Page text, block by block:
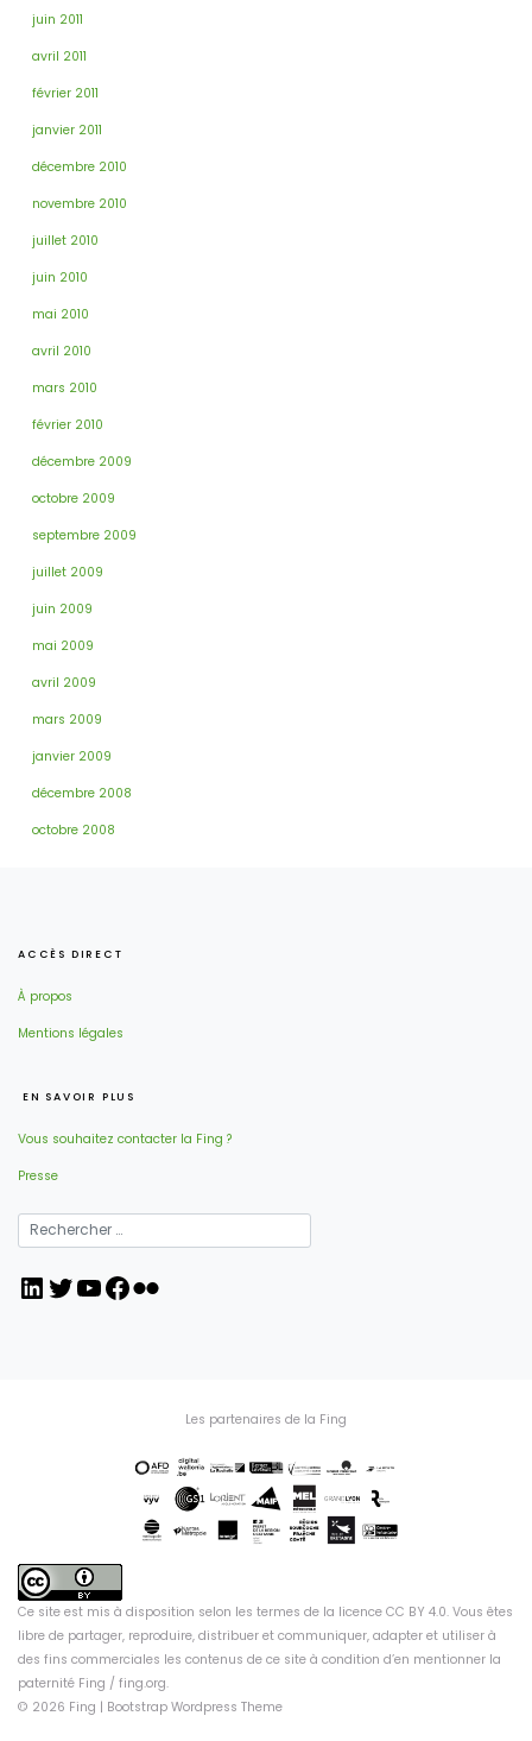
juin 2011
avril 2011
février 2011
janvier 2011
décembre 2010
novembre 2010
juillet 2010
juin 2010
mai 2010
avril 2010
mars 2010
février 2010
décembre 2009
octobre 2009
septembre 2009
juillet 2009
juin 2009
mai 2009
avril 2009
mars 2009
janvier 2009
décembre 2008
octobre 2008
ACCÈS DIRECT
À propos
Mentions légales
EN SAVOIR PLUS
Vous souhaitez contacter la Fing ?
Presse
LinkedIn
Twitter
YouTube
Facebook
Flickr
Les partenaires de la Fing
Ce site est mis à disposition selon les termes de la licence CC BY 4.0. Vous êtes
libre de partager, reproduire, distribuer et communiquer, adapter et utiliser à
des fins commerciales les contenus de ce site à condition d’en mentionner la
paternité Fing / fing.org.
© 2026 Fing | Bootstrap Wordpress Theme